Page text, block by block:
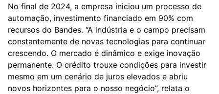
No final de 2024, a empresa iniciou um processo de
automação, investimento financiado em 90% com
recursos do Bandes. “A indústria e o campo precisam
constantemente de novas tecnologias para continuar
crescendo. O mercado é dinâmico e exige inovação
permanente. O crédito trouxe condições para investir
mesmo em um cenário de juros elevados e abriu
novos horizontes para o nosso negócio”, relata o